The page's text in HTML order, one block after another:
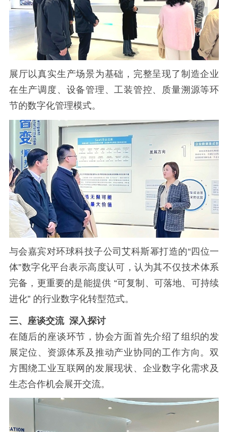
展厅以真实生产场景为基础，完整呈现了制造企业
在生产调度、设备管理、工装管控、质量溯源等环
节的数字化管理模式。
与会嘉宾对环球科技子公司艾科斯幂打造的“四位一
体”数字化平台表示高度认可，认为其不仅技术体系
完备，更重要的是能提供 “可复制、可落地、可持续
进化” 的行业数字化转型范式。
三、座谈交流 深入探讨
在随后的座谈环节，协会方面首先介绍了组织的发
展定位、资源体系及推动产业协同的工作方向。双
方围绕工业互联网的发展现状、企业数字化需求及
生态合作机会展开交流。